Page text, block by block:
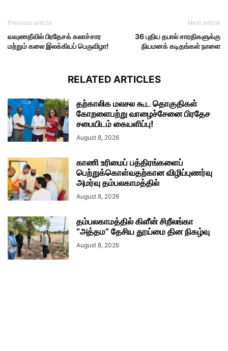
Previous article
வவுணதீவில் பிரதேசக் கலாச்சார
மற்றும் கலை இலக்கியப் பெருவிழா!
Next article
36 புதிய தபால் சாரதிகளுக்கு
நியமனக் கடிதங்கள் நாளை
RELATED ARTICLES
தற்காலிக மலசல கூட தொகுதிகள்
கோறளைபற்று வாழைச்சேனை பிரதேச
சபையிடம் கையளிப்பு!
August 8, 2026
காணி உரிமைப் பத்திரங்களைப்
பெற்றுக்கொள்வதற்கான விழிப்புணர்வு
அமர்வு தம்பலகாமத்தில்
August 8, 2026
தம்பலகாமத்தில் கிளீன் சிறீலங்கா
“அத்தம” தேசிய தூய்மை தின நிகழ்வு
August 8, 2026